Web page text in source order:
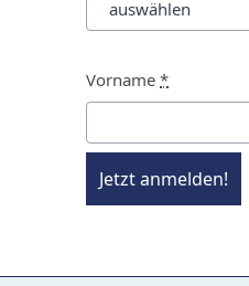
Vorname *
Jetzt anmelden!